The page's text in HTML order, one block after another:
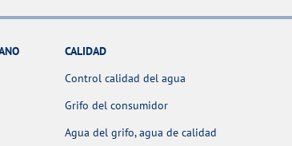
CALIDAD
Control calidad del agua
Grifo del consumidor
Agua del grifo, agua de calidad